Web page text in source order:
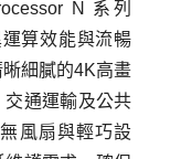
N 系列
運算效能與流暢
細膩的4K高畫
交通運輸及公共
風扇與輕巧設